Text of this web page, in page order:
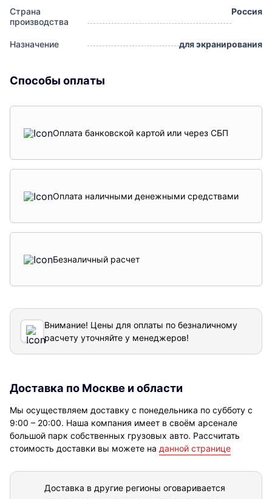
Страна
производства
Россия
Назначение для экранирования
Способы оплаты
Оплата банковской картой или через СБП
Оплата наличными денежными средствами
Безналичный расчет
Внимание! Цены для оплаты по безналичному
расчету уточняйте у менеджеров!
Доставка по Москве и области
Мы осуществляем доставку с понедельника по субботу с
9:00 – 20:00. Наша компания имеет в своём арсенале
большой парк собственных грузовых авто. Рассчитать
стоимость доставки вы можете на данной странице
Доставка в другие регионы оговаривается